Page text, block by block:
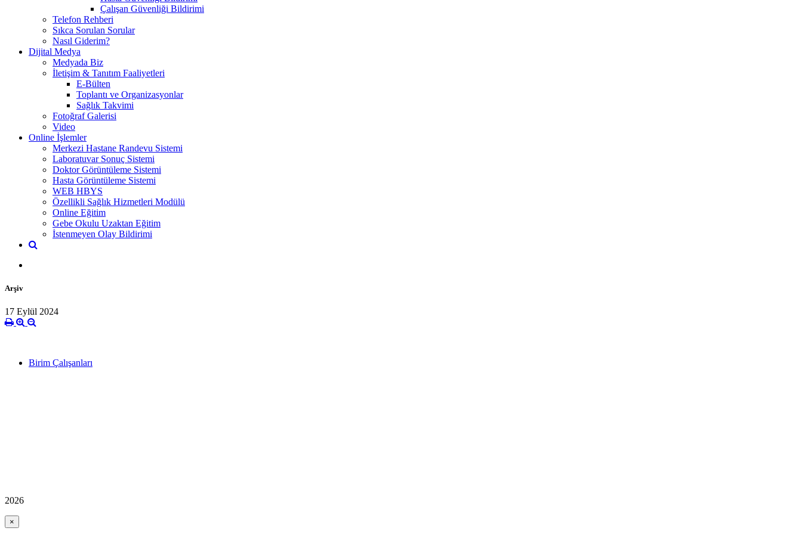
Çalışan Güvenliği Bildirimi
Telefon Rehberi
Sıkca Sorulan Sorular
Nasıl Giderim?
Dijital Medya
Medyada Biz
İletişim & Tanıtım Faaliyetleri
E-Bülten
Toplantı ve Organizasyonlar
Sağlık Takvimi
Fotoğraf Galerisi
Video
Online İşlemler
Merkezi Hastane Randevu Sistemi
Laboratuvar Sonuç Sistemi
Doktor Görüntüleme Sistemi
Hasta Görüntüleme Sistemi
WEB HBYS
Özellikli Sağlık Hizmetleri Modülü
Online Eğitim
Gebe Okulu Uzaktan Eğitim
İstenmeyen Olay Bildirimi
Arşiv
17 Eylül 2024
Birim Çalışanları
2026
×